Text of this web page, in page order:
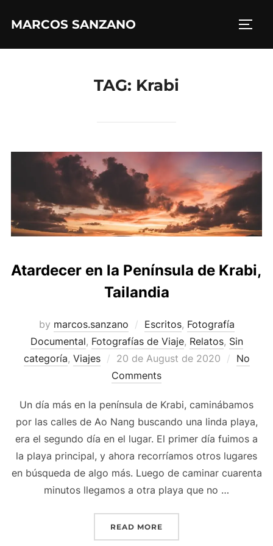
MARCOS SANZANO
TAG: Krabi
Atardecer en la Península de Krabi,
Tailandia
by marcos.sanzano Escritos, Fotografía
Documental, Fotografías de Viaje, Relatos, Sin
categoría, Viajes 20 de August de 2020
No
Comments
Un día más en la península de Krabi, caminábamos
por las calles de Ao Nang buscando una linda playa,
era el segundo día en el lugar. El primer día fuimos a
la playa principal, y ahora recorríamos otros lugares
en búsqueda de algo más. Luego de caminar cuarenta
minutos llegamos a otra playa que no …
READ MORE